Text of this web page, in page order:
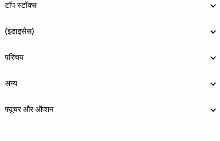
टॉप स्टॉक्स
(इंडाइसेस)
परिचय
अन्य
फ्यूचर और ऑप्शन